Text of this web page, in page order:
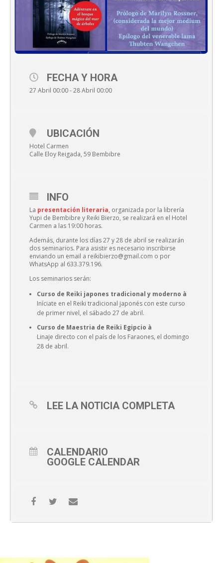
FECHA Y HORA
27 Abril 00:00 - 28 Abril 00:00
UBICACIÓN
Hotel Carmen
Calle Eloy Reigada, 59 Bembibre
INFO
La presentación literaria, organizada por la librería
Yupi de Bembibre y Reiki Bierzo, se realizará en el Hotel
Carmen a las 19:00 horas.
Además, durante los días 27 y 28 de abril se realizarán
dos seminarios. Para asistir es necesario inscribirse
enviando un email a reikibierzo@gmail.com o por
WhatsApp al 633.379.196.
Los seminarios serán:
Curso de Reiki japones tradicional y moderno à
Iníciate en el Reiki tradicional japonés con este curso
de primer nivel, el sábado 27 de abril.
Curso de Maestria de Reiki Egipcio à
Linaje directo con el país de los Faraones, el domingo
28 de abril.
LEE LA NOTICIA COMPLETA
CALENDARIO
GOOGLE CALENDAR